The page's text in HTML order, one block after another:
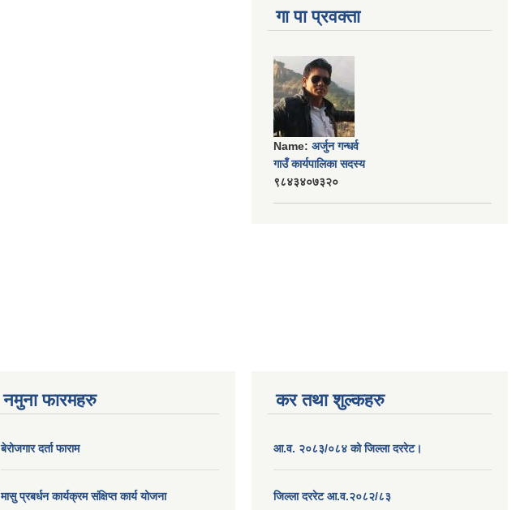
गा पा प्रवक्ता
Name: अर्जुन गन्धर्व
गाउँ कार्यपालिका सदस्य
९८४३४०७३२०
नमुना फारमहरु
बेरोजगार दर्ता फाराम
मासु प्रबर्धन कार्यक्रम संक्षिप्त कार्य योजना
कर तथा शुल्कहरु
आ.व. २०८३/०८४ को जिल्ला दररेट।
जिल्ला दररेट आ.व.२०८२/८३